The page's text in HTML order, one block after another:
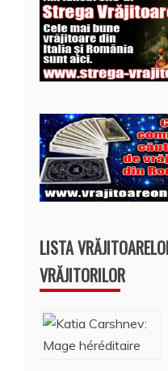
LISTA
VRĂJITORILOR